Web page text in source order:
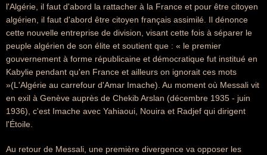
l'Algérie, il faut d'abord la rattacher à la France et pour être citoyen
algérien, il faut d'abord être citoyen français assimilé. Il dénonce
cette nouvelle entreprise de division, visant cette fois à séparer le
peuple algérien de son élite et soutient que : « le premier
gouvernement à forme républicaine et démocratique fut institué en
Kabylie pendant qu'en France et ailleurs on ignorait ces mots
»(L'Algérie au carrefour d'Amar Imache). Au moment où Messali vit
en exil à Genève auprès de Chekib Arslan (décembre 1935 - juin
1936), c'est Imache avec Yahiaoui, Nouira et Radjef qui dirigent
l'Étoile.
Au retour de Messali, une première divergence va opposer les